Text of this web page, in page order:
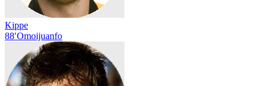
Kippe
88′Omoijuanfo